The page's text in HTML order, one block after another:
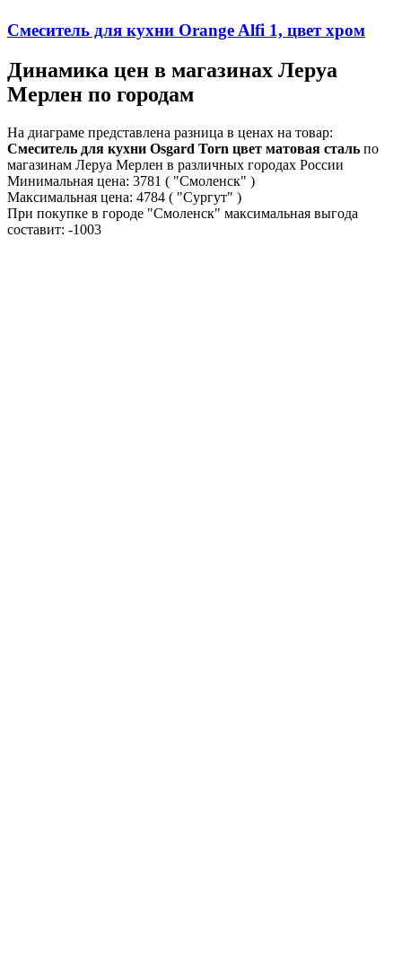
Смеситель для кухни Orange Alfi 1, цвет хром
Динамика цен в магазинах Леруа
Мерлен по городам
На диаграме представлена разница в ценах на товар:
Смеситель для кухни Osgard Torn цвет матовая сталь по
магазинам Леруа Мерлен в различных городах России
Минимальная цена: 3781 ( "Смоленск" )
Максимальная цена: 4784 ( "Сургут" )
При покупке в городе "Смоленск" максимальная выгода
составит: -1003